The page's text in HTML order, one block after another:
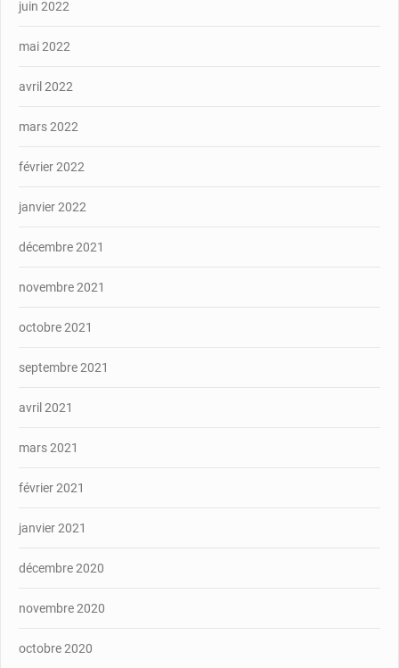
juin 2022
mai 2022
avril 2022
mars 2022
février 2022
janvier 2022
décembre 2021
novembre 2021
octobre 2021
septembre 2021
avril 2021
mars 2021
février 2021
janvier 2021
décembre 2020
novembre 2020
octobre 2020